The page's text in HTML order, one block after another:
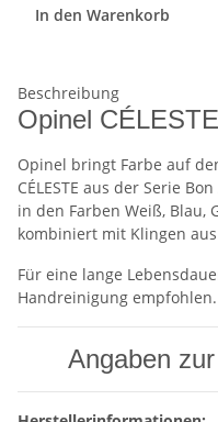
In den Warenkorb
Beschreibung
Opinel
Opinel bringt Farbe auf
CÉLESTE aus der Serie
in den Farben Weiß, Blau,
kombiniert mit Klingen
Für eine lange
Handreinigung empfohlen.
Angaben